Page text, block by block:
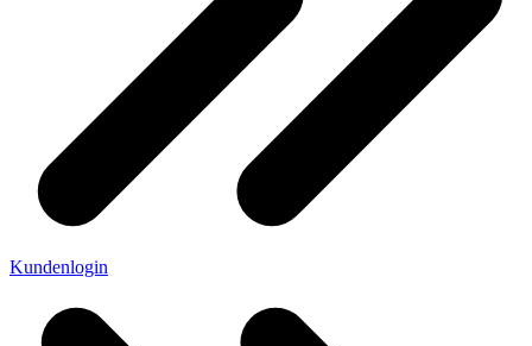
Kundenlogin